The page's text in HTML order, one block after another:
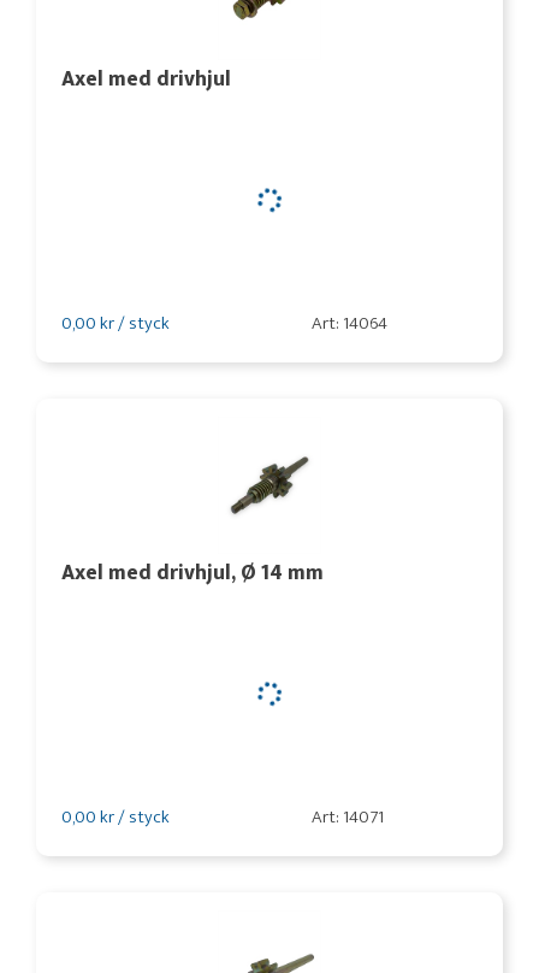
Axel med drivhjul
0,00 kr / styck Art: 14064
Axel med drivhjul, Ø 14 mm
0,00 kr / styck Art: 14071